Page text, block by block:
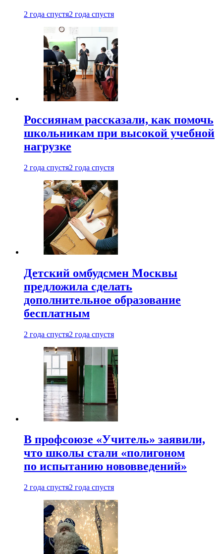
2 года спустя2 года спустя
Россиянам рассказали, как помочь
школьникам при высокой учебной
нагрузке
2 года спустя2 года спустя
Детский омбудсмен Москвы
предложила сделать
дополнительное образование
бесплатным
2 года спустя2 года спустя
В профсоюзе «Учитель» заявили,
что школы стали «полигоном
по испытанию нововведений»
2 года спустя2 года спустя